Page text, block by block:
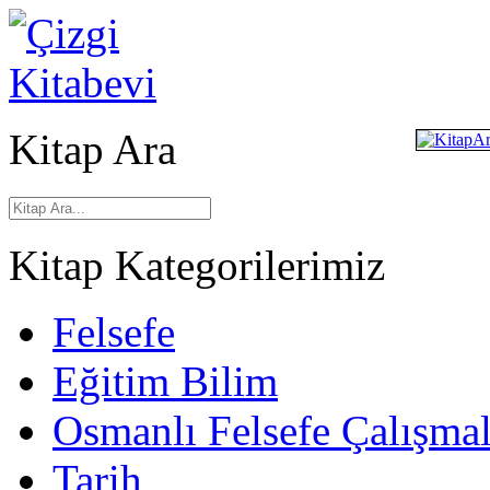
Kitap Ara
Kitap Kategorilerimiz
Felsefe
Eğitim Bilim
Osmanlı Felsefe
Tarih